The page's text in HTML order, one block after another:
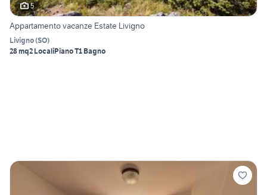
5
Appartamento vacanze Estate Livigno
Livigno(SO)
28 mq2 LocaliPiano T1 Bagno